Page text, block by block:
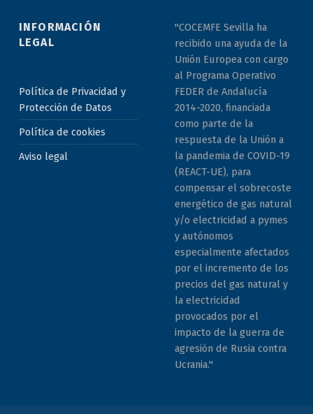
INFORMACIÓN
LEGAL
Política de Privacidad y
Protección de Datos
Política de cookies
Aviso legal
"COCEMFE Sevilla ha
recibido una ayuda de la
Unión Europea con cargo
al Programa Operativo
FEDER de Andalucía
2014-2020, financiada
como parte de la
respuesta de la Unión a
la pandemia de COVID-19
(REACT-UE), para
compensar el sobrecoste
energético de gas natural
y/o electricidad a pymes
y autónomos
especialmente afectados
por el incremento de los
precios del gas natural y
la electricidad
provocados por el
impacto de la guerra de
agresión de Rusia contra
Ucrania."